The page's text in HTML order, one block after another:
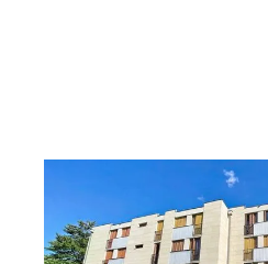
, 1 pièce
Ref : 18143